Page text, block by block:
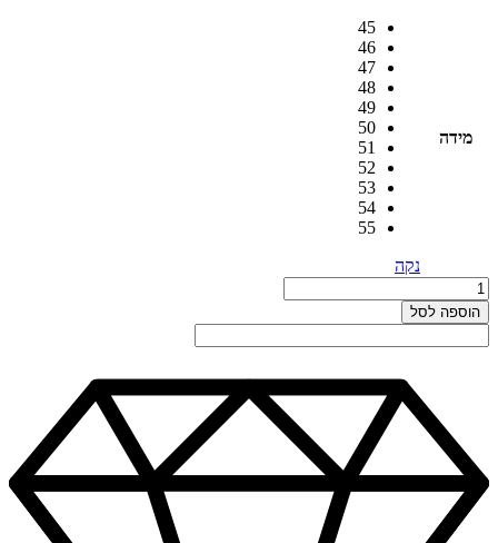
מידה
45
46
47
48
49
50
51
52
53
54
55
נקה
כמות
כמות
של
טבעת
אירוסין
0.60ct
הוספה לסל